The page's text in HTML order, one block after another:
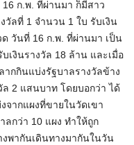
ก.พ. ที่ผ่านมา ก็มีสาว
วัลที่ 1 จำนวน 1 ใบ รับเงิน
วันที่ 16 ก.พ. ที่ผ่านมา เป็น
เงินรางวัล 18 ล้าน และเมื่อ
กกินแบ่งรัฐบาลรางวัลข้าง
ล 2 แสนบาท โดยบอกว่า ได้
จากแผงที่ขายในวัดเขา
กว่า 10 แผง ทำให้ถูก
พากันเดินทางมากันในวัน